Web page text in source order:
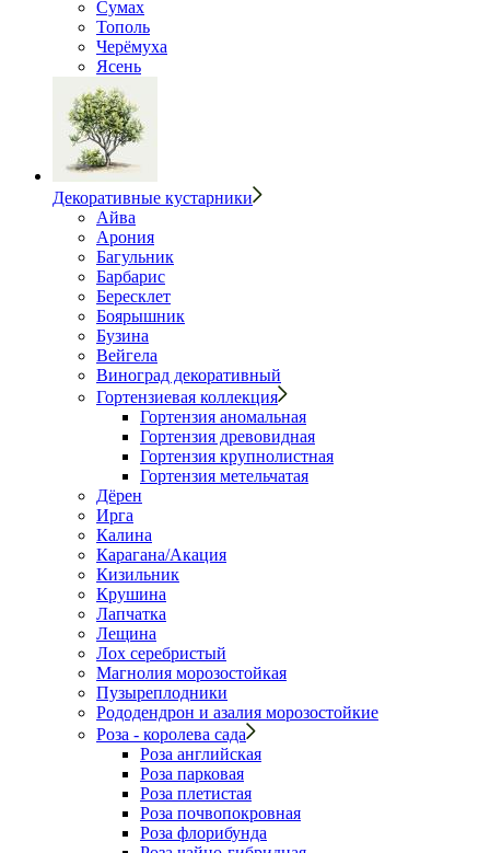
Сумах
Тополь
Черёмуха
Ясень
Декоративные кустарники
Айва
Арония
Багульник
Барбарис
Бересклет
Боярышник
Бузина
Вейгела
Виноград декоративный
Гортензиевая коллекция
Гортензия аномальная
Гортензия древовидная
Гортензия крупнолистная
Гортензия метельчатая
Дёрен
Ирга
Калина
Карагана/Акация
Кизильник
Крушина
Лапчатка
Лещина
Лох серебристый
Магнолия морозостойкая
Пузыреплодники
Рододендрон и азалия морозостойкие
Роза - королева сада
Роза английская
Роза парковая
Роза плетистая
Роза почвопокровная
Роза флорибунда